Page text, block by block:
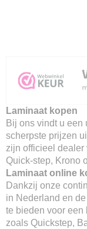
Laminaat kopen
Bij ons vindt u
scherpste prijzen
zijn officieel
Quick-step, Krono
Laminaat online
Dankzij onze
in Nederland en
te bieden voor een
zoals Quickstep,